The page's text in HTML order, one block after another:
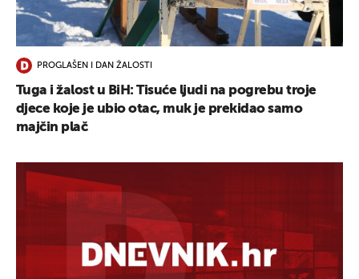
PROGLAŠEN I DAN ŽALOSTI
Tuga i žalost u BiH: Tisuće ljudi na pogrebu troje
djece koje je ubio otac, muk je prekidao samo
majčin plač